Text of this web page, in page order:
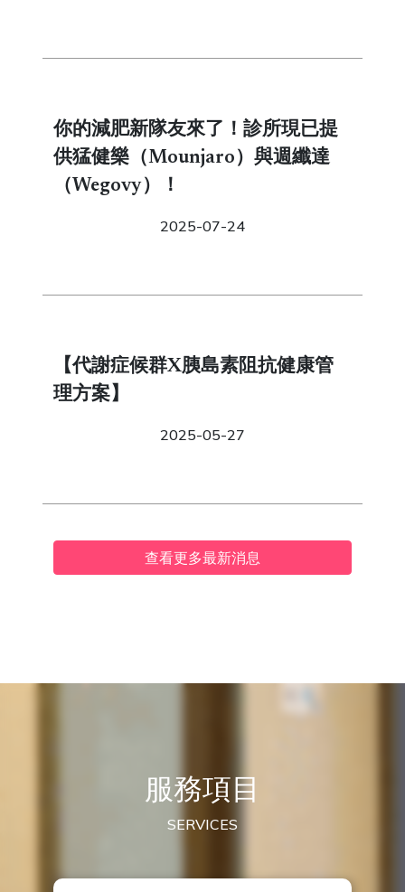
你的減肥新隊友來了！診所現已提
供猛健樂（Mounjaro）與週纖達
（Wegovy）！
2025-07-24
【代謝症候群X胰島素阻抗健康管
理方案】
2025-05-27
查看更多最新消息
服務項目
SERVICES